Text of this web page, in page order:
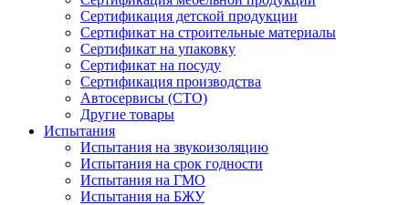
Сертификация детской продукции
Сертификат на строительные материалы
Сертификат на упаковку
Сертификат на посуду
Сертификация производства
Автосервисы (СТО)
Другие товары
Испытания
Испытания на звукоизоляцию
Испытания на срок годности
Испытания на ГМО
Испытания на БЖУ